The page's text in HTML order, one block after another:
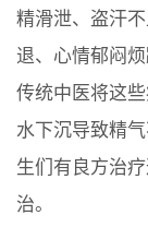
精滑泄、盗汗
退、心情郁闷
传统中医将这
水下沉导致精
生们有良方治
治。